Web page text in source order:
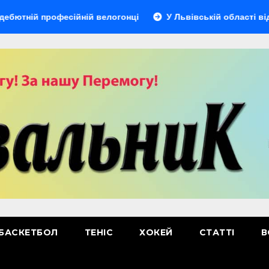
велогонці У Львівській області
ТЕНІС ХОКЕЙ СТАТТІ